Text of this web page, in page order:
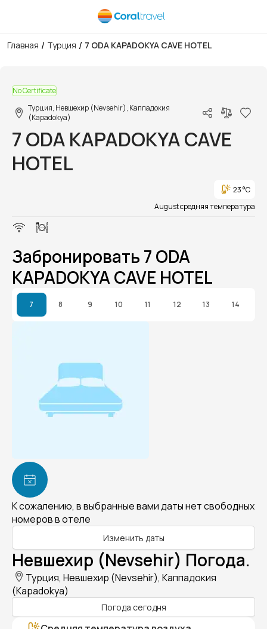
Главная / Турция / 7 ODA KAPADOKYA CAVE HOTEL
No Certificate
Турция, Невшехир (Nevsehir), Каппадокия
(Kapadokya)
7 ODA KAPADOKYA CAVE
HOTEL
23 °C
August средняя температура
Забронировать 7 ODA
KAPADOKYA CAVE HOTEL
7 8 9 10 11 12 13 14
К сожалению, в выбранные вами даты нет свободных
номеров в отеле
Изменить даты
Невшехир (Nevsehir) Погода.
Турция, Невшехир (Nevsehir), Каппадокия
(Kapadokya)
Погода сегодня